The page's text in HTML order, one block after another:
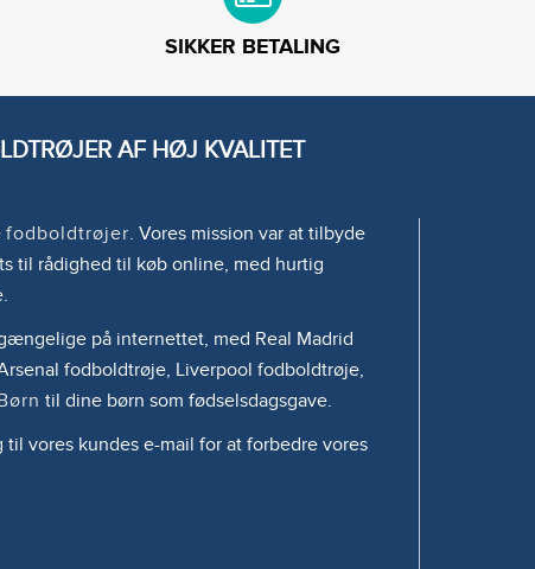
SIKKER BETALING
AF HØJ KVALITET
fodboldtrøjer. Vores mission var at tilbyde
til rådighed til køb online, med hurtig
på internettet, med Real Madrid
fodboldtrøje, Liverpool fodboldtrøje,
til dine børn som fødselsdagsgave.
vores kundes e-mail for at forbedre vores